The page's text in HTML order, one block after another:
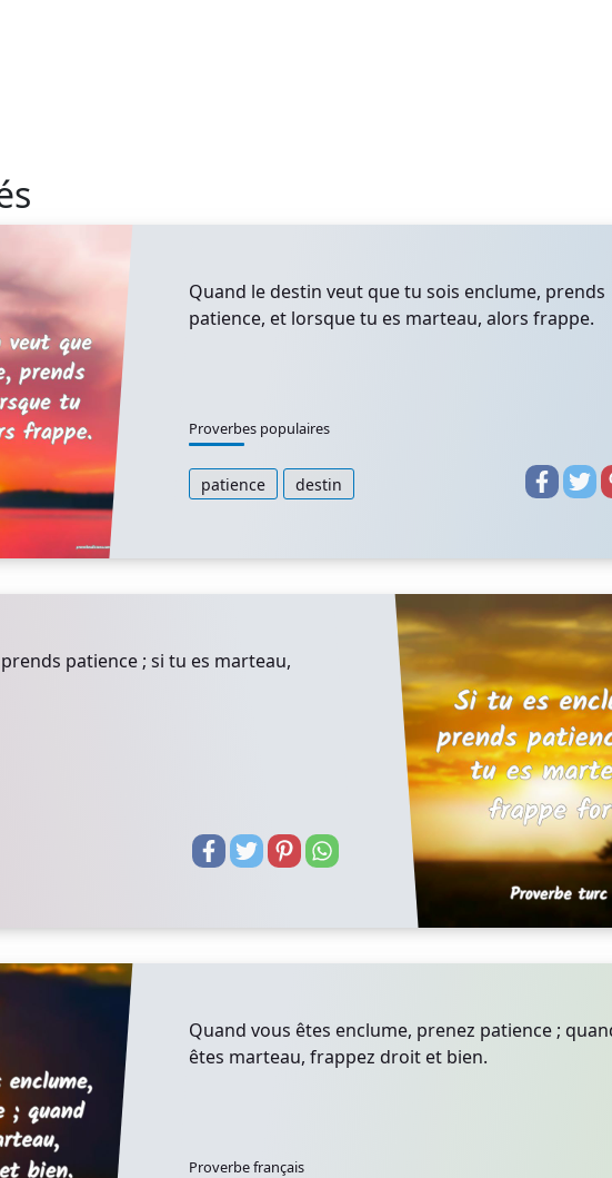
Quand le destin veut que tu sois enclume, prends
patience, et lorsque tu es marteau, alors frappe.
Proverbes populaires
patience destin
patience ; si tu es marteau,
Quand vous êtes enclume, prenez patience ;
êtes marteau, frappez droit et bien.
Proverbe français